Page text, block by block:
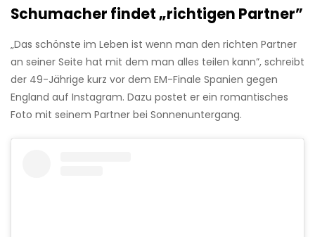
Schumacher findet „richtigen Partner”
„Das schönste im Leben ist wenn man den richten Partner
an seiner Seite hat mit dem man alles teilen kann”, schreibt
der 49-Jährige kurz vor dem EM-Finale Spanien gegen
England auf Instagram. Dazu postet er ein romantisches
Foto mit seinem Partner bei Sonnenuntergang.